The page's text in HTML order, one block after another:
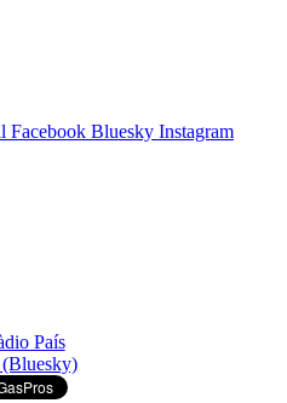
País
(Bluesky)